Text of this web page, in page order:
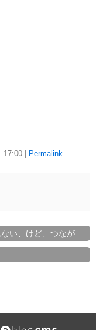
17:00 Permalink